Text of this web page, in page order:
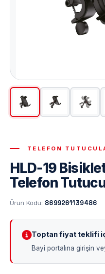
TELEFON
HLD-19
Telefon
Ürün Kodu: 8699261139486
Toptan fiyat teklifi
Bayi portalına girişin